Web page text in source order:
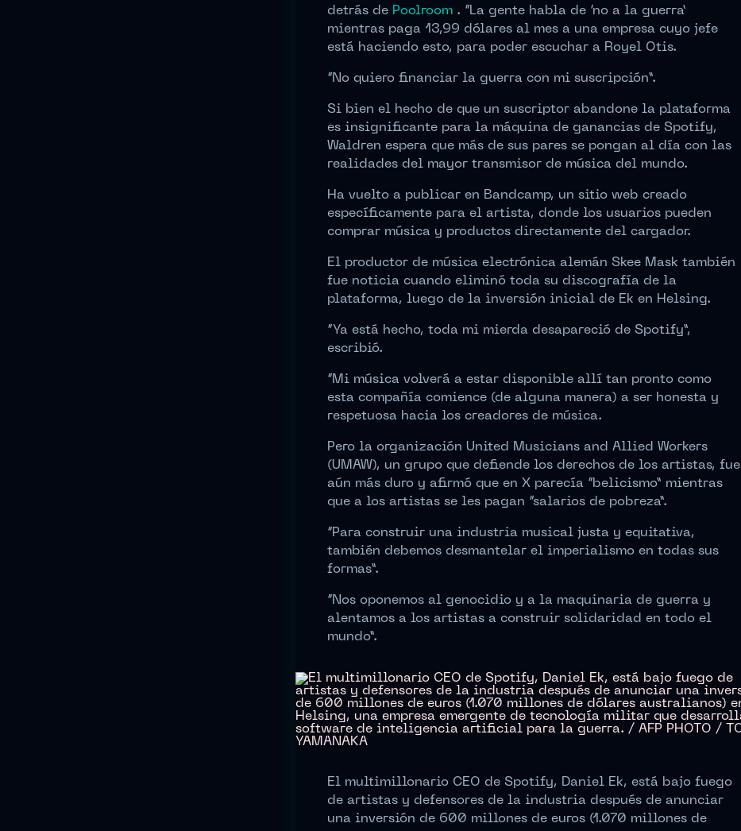
detrás de Poolroom . “La gente habla de ‘no a la guerra’
mientras paga 13,99 dólares al mes a una empresa cuyo jefe
está haciendo esto, para poder escuchar a Royel Otis.
“No quiero financiar la guerra con mi suscripción”.
Si bien el hecho de que un suscriptor abandone la plataforma
es insignificante para la máquina de ganancias de Spotify,
Waldren espera que más de sus pares se pongan al día con las
realidades del mayor transmisor de música del mundo.
Ha vuelto a publicar en Bandcamp, un sitio web creado
específicamente para el artista, donde los usuarios pueden
comprar música y productos directamente del cargador.
El productor de música electrónica alemán Skee Mask también
fue noticia cuando eliminó toda su discografía de la
plataforma, luego de la inversión inicial de Ek en Helsing.
“Ya está hecho, toda mi mierda desapareció de Spotify”,
escribió.
“Mi música volverá a estar disponible allí tan pronto como
esta compañía comience (de alguna manera) a ser honesta y
respetuosa hacia los creadores de música.
Pero la organización United Musicians and Allied Workers
(UMAW), un grupo que defiende los derechos de los artistas, fue
aún más duro y afirmó que en X parecía “belicismo” mientras
que a los artistas se les pagan “salarios de pobreza”.
“Para construir una industria musical justa y equitativa,
también debemos desmantelar el imperialismo en todas sus
formas”.
“Nos oponemos al genocidio y a la maquinaria de guerra y
alentamos a los artistas a construir solidaridad en todo el
mundo”.
El multimillonario CEO de Spotify, Daniel Ek, está bajo fuego
de artistas y defensores de la industria después de anunciar
una inversión de 600 millones de euros (1.070 millones de